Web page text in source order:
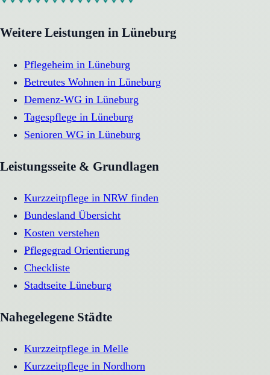
Weitere Leistungen in Lüneburg
Pflegeheim in Lüneburg
Betreutes Wohnen in Lüneburg
Demenz-WG in Lüneburg
Tagespflege in Lüneburg
Senioren WG in Lüneburg
Leistungsseite & Grundlagen
Kurzzeitpflege in NRW finden
Bundesland Übersicht
Kosten verstehen
Pflegegrad Orientierung
Checkliste
Stadtseite Lüneburg
Nahegelegene Städte
Kurzzeitpflege in Melle
Kurzzeitpflege in Nordhorn